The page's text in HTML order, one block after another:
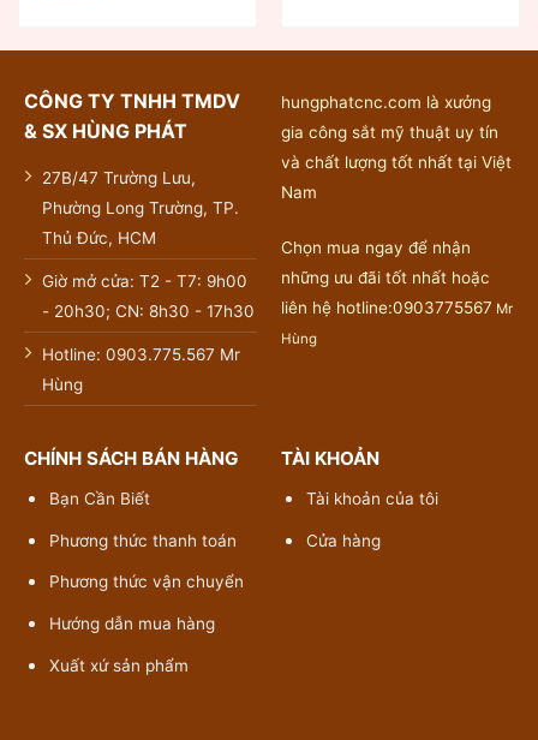
CÔNG TY TNHH TMDV
& SX HÙNG PHÁT
27B/47 Trường Lưu,
Phường Long Trường, TP.
Thủ Đức, HCM
Giờ mở cửa: T2 - T7: 9h00
- 20h30; CN: 8h30 - 17h30
Hotline: 0903.775.567 Mr
Hùng
hungphatcnc.com là xưởng
gia công sắt mỹ thuật uy tín
và chất lượng tốt nhất tại Việt
Nam
Chọn mua ngay để nhận
những ưu đãi tốt nhất hoặc
liên hệ hotline:0903775567 Mr
Hùng
CHÍNH SÁCH BÁN HÀNG
Bạn Cần Biết
Phương thức thanh toán
Phương thức vận chuyển
Hướng dẫn mua hàng
Xuất xứ sản phẩm
TÀI KHOẢN
Tài khoản của tôi
Cửa hàng